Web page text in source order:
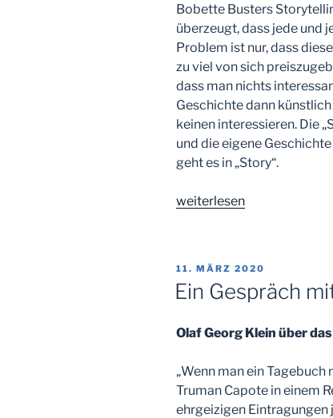
Bobette Busters
überzeugt, dass jede und
Problem ist nur, dass
zu viel von sich
dass man nichts
Geschichte dann
keinen interessieren. Die
und die eigene
geht es in „Story“.
„Die
weiterlesen
VERÖFFENTLICHT
11. MÄRZ 2020
Ein Gespräch
Olaf Georg Klein über
„Wenn man ein
Truman Capote in einem
ehrgeizigen